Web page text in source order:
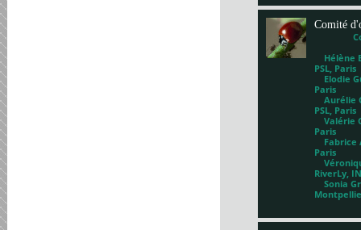
Comité
Hélène
PSL, Paris
Elodie
Paris
Aurélie
PSL, Paris
Valérie
Paris
Fabrice
Paris
RiverLy,
Sonia